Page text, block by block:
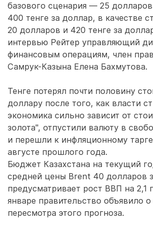
базового сценария — 25
400 тенге за доллар, в качестве
20 долларов и 420 тенге за
интервью Рейтер управляющий
финансовым операциям, член
Самрук-Казына Елена Бахмутова.
Тенге потерял почти половину
доллару после того, как власти
экономика сильно зависит от
золота", отпустили валюту в
и перешли к инфляционному
августе прошлого года.
Бюджет Казахстана на текущий
средней цены Brent 40 долларов
предусматривает рост ВВП на 2,1
январе правительство объявило
пересмотра этого прогноза.